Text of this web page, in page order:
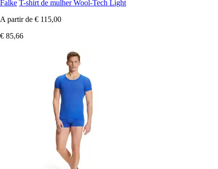
Falke T-shirt de mulher Wool-Tech Light
A partir de € 115,00
€ 85,66